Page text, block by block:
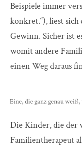
Beispiele immer
konkret.“), liest sich
Gewinn. Sicher ist
womit andere
einen Weg daraus
Eine, die ganz genau
Die Kinder, die der
Familientherapeut